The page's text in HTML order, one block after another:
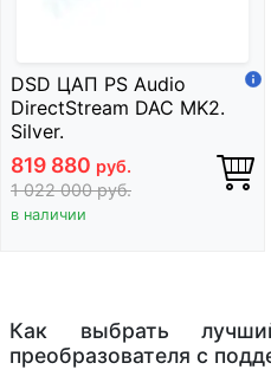
DSD ЦАП PS Audio
DirectStream DAC MK2.
Silver.
819 880 руб.
1 022 000руб.
в наличии
Как выбрать
преобразователя с